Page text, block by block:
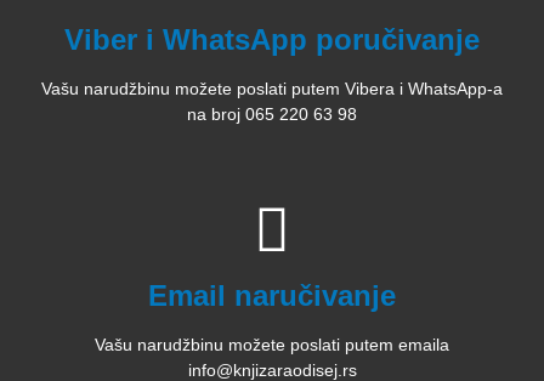
Viber i WhatsApp poručivanje
Vašu narudžbinu možete poslati putem Vibera i WhatsApp-a
na broj 065 220 63 98
Email naručivanje
Vašu narudžbinu možete poslati putem emaila
info@knjizaraodisej.rs